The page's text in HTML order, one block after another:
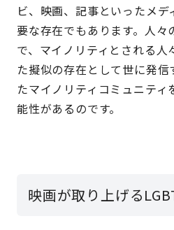
ビ、映画、記事といったメ
要な存在でもあります。人
で、マイノリティとされる
た擬似の存在として世に発
たマイノリティコミュニテ
能性があるのです。
映画が取り上げる